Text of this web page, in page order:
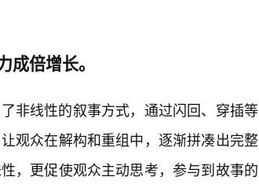
倍增长。
非线性的叙事方式，通过闪回、穿插等
观众在解构和重组中，逐渐拼凑出完整
，更促使观众主动思考，参与到故事的